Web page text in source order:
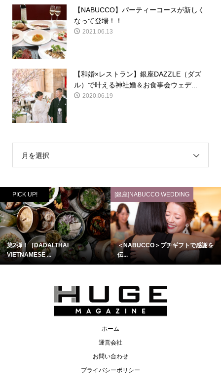
【NABUCCO】パーティーコースが新しく
なって登場！！
2021.06.13
【和婚×レストラン】銀座DAZZLE（ダズ
ル）で叶える神社婚＆お食事会ウェデ...
2020.06.19
月を選択
PICK UP!
第2弾！［DADAÏ THAI
VIETNAMESE ...
[銀座]NABUCCO WEDDING
＜NABUCCO＞プチギフトで感謝を
伝...
ホーム
運営会社
お問い合わせ
プライバシーポリシー